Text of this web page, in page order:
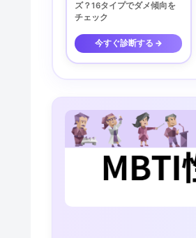
ズ？16タイプでダメ傾向を
チェック
今すぐ診断する →